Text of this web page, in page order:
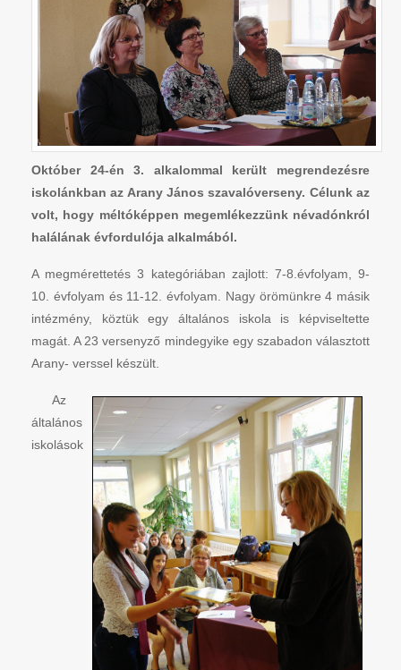
Október 24-én 3. alkalommal került megrendezésre
iskolánkban az Arany János szavalóverseny. Célunk az
volt, hogy méltóképpen megemlékezzünk névadónkról
halálának évfordulója alkalmából.
A megmérettetés 3 kategóriában zajlott: 7-8.évfolyam, 9-
10. évfolyam és 11-12. évfolyam. Nagy örömünkre 4 másik
intézmény, köztük egy általános iskola is képviseltette
magát. A 23 versenyző mindegyike egy szabadon választott
Arany- verssel készült.
Az
általános
iskolások